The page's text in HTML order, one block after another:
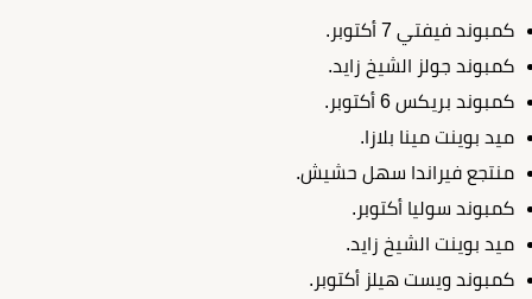
كمبوند فيفتي 7 أكتوبر.
كمبوند جولز الشيخ زايد.
كمبوند بريكس 6 أكتوبر.
ميد بوينت مينا بلازا.
منتجع فيراندا سهل حشيش.
كمبوند سوليا أكتوبر.
ميد بوينت الشيخ زايد.
كمبوند ويست هيلز أكتوبر.